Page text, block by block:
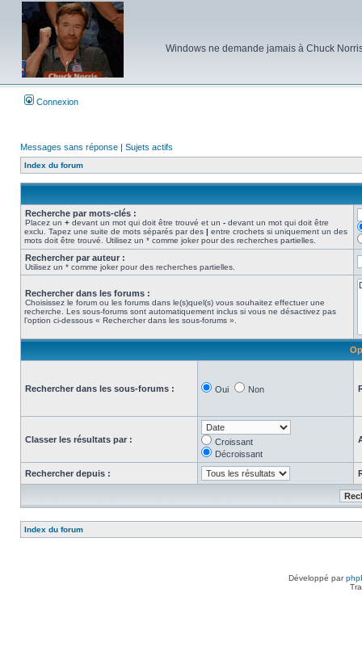
Windows ne demande jamais à Chuck
Connexion
Messages sans réponse | Sujets actifs
Index du forum
Recherche par mots-clés :
Placez un + devant un mot qui doit être trouvé et un - devant un mot qui doit être
exclu. Tapez une suite de mots séparés par des | entre crochets si uniquement un des
mots doit être trouvé. Utilisez un * comme joker pour des recherches partielles.
Rechercher par auteur :
Utilisez un * comme joker pour des recherches partielles.
Rechercher dans les forums :
Choisissez le forum ou les forums dans le(s)quel(s) vous souhaitez effectuer une
recherche. Les sous-forums sont automatiquement inclus si vous ne désactivez pas
l’option ci-dessous « Rechercher dans les sous-forums ».
Rechercher dans les sous-forums : Oui Non
Classer les résultats par :
Croissant
Décroissant
Rechercher depuis :
Index du forum
Développé par